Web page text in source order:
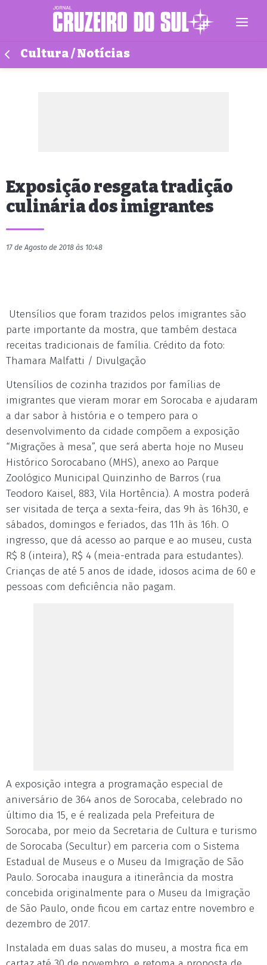
Cultura / Notícias
Exposição resgata tradição
culinária dos imigrantes
17 de Agosto de 2018 às 10:48
Utensílios que foram trazidos pelos imigrantes são
parte importante da mostra, que também destaca
receitas tradicionais de família. Crédito da foto:
Thamara Malfatti / Divulgação
Utensílios de cozinha trazidos por famílias de
imigrantes que vieram morar em Sorocaba e ajudaram
a dar sabor à história e o tempero para o
desenvolvimento da cidade compõem a exposição
“Migrações à mesa”, que será aberta hoje no Museu
Histórico Sorocabano (MHS), anexo ao Parque
Zoológico Municipal Quinzinho de Barros (rua
Teodoro Kaisel, 883, Vila Hortência). A mostra poderá
ser visitada de terça a sexta-feira, das 9h às 16h30, e
sábados, domingos e feriados, das 11h às 16h. O
ingresso, que dá acesso ao parque e ao museu, custa
R$ 8 (inteira), R$ 4 (meia-entrada para estudantes).
Crianças de até 5 anos de idade, idosos acima de 60 e
pessoas com deficiência não pagam.
A exposição integra a programação especial de
aniversário de 364 anos de Sorocaba, celebrado no
último dia 15, e é realizada pela Prefeitura de
Sorocaba, por meio da Secretaria de Cultura e turismo
de Sorocaba (Secultur) em parceria com o Sistema
Estadual de Museus e o Museu da Imigração de São
Paulo. Sorocaba inaugura a itinerância da mostra
concebida originalmente para o Museu da Imigração
de São Paulo, onde ficou em cartaz entre novembro e
dezembro de 2017.
Instalada em duas salas do museu, a mostra fica em